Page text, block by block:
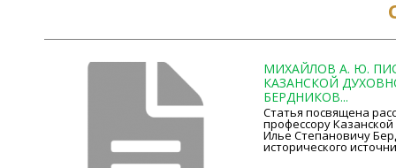
МИХАЙЛОВ А. Ю.
КАЗАНСКОЙ
БЕРДНИКОВ...
Статья посвящена
профессору
Илье Степановичу
исторического